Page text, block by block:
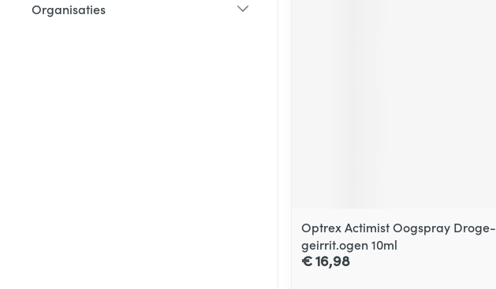
Organisaties
Optrex Actimist Oogspray Droge-
geirrit.ogen 10ml
€ 16,98